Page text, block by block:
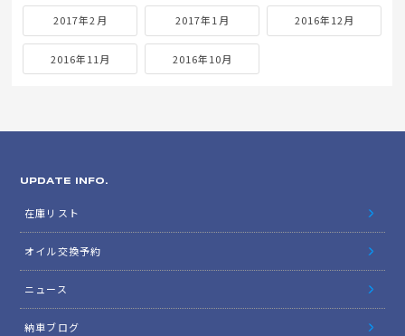
2017年2月 2017年1月 2016年12月
2016年11月 2016年10月
UPDATE INFO.
在庫リスト
オイル交換予約
ニュース
納車ブログ